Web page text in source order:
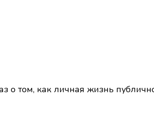
о том, как личная жизнь